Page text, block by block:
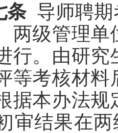
条 导师聘
两级管理
行。由研
等考核材
据本办法
审结果在